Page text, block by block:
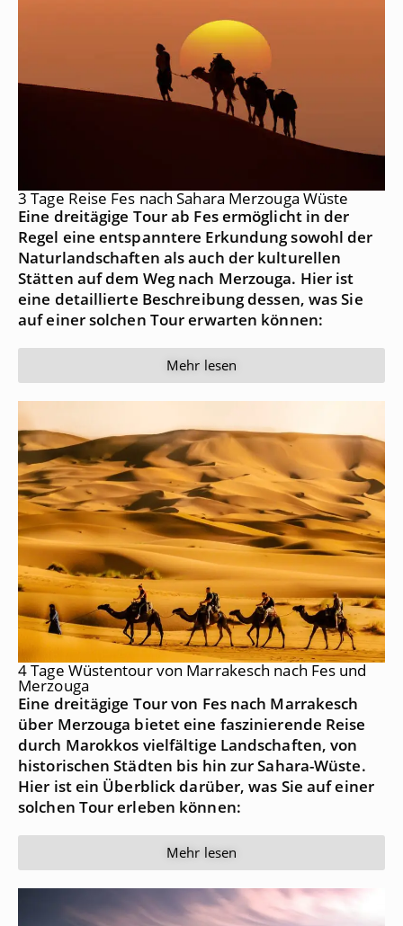
3 Tage Reise Fes nach Sahara Merzouga Wüste
Eine dreitägige Tour ab Fes ermöglicht in der
Regel eine entspanntere Erkundung sowohl der
Naturlandschaften als auch der kulturellen
Stätten auf dem Weg nach Merzouga. Hier ist
eine detaillierte Beschreibung dessen, was Sie
auf einer solchen Tour erwarten können:
Mehr lesen
4 Tage Wüstentour von Marrakesch nach Fes und
Merzouga
Eine dreitägige Tour von Fes nach Marrakesch
über Merzouga bietet eine faszinierende Reise
durch Marokkos vielfältige Landschaften, von
historischen Städten bis hin zur Sahara-Wüste.
Hier ist ein Überblick darüber, was Sie auf einer
solchen Tour erleben können:
Mehr lesen